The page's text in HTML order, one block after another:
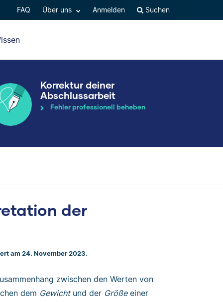
FAQ Über uns Anmelden Suchen
Korrektur deiner
Abschlussarbeit
Fehler professionell beheben
der
am 24. November 2023.
zwischen den Werten von
dem Gewichtund der Größeeiner